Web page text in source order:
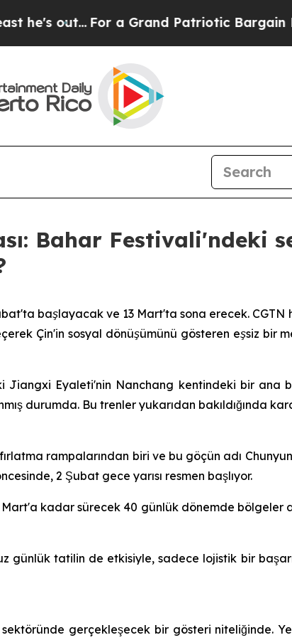
For a Grand Patriotic Bargain
Bahar Festivali'ndeki
başlayacak ve 13 Mart'ta sona erecek. CGTN
Çin'in sosyal dönüşümünü gösteren eşsiz bir
Jiangxi Eyaleti'nin Nanchang kentindeki bir ana
durumda. Bu trenler yukarıdan bakıldığında
rampalarından biri ve bu göçün adı
2 Şubat gece yarısı resmen başlıyor.
Mart'a kadar sürecek 40 günlük dönemde
tatilin de etkisiyle, sadece lojistik bir
gerçekleşecek bir gösteri niteliğinde.